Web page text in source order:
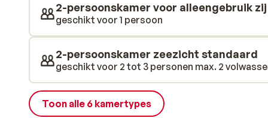
2-persoonskamer voor alleengebruik
geschikt voor 1 persoon
2-persoonskamer zeezicht standaard
geschikt voor 2 tot 3 personen max. 2
Toon alle 6 kamertypes